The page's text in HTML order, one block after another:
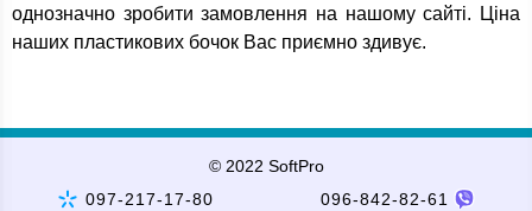
однозначно зробити замовлення на нашому сайті. Ціна
наших пластикових бочок Вас приємно здивує.
© 2022 SoftPro
097-217-17-80
096-842-82-61